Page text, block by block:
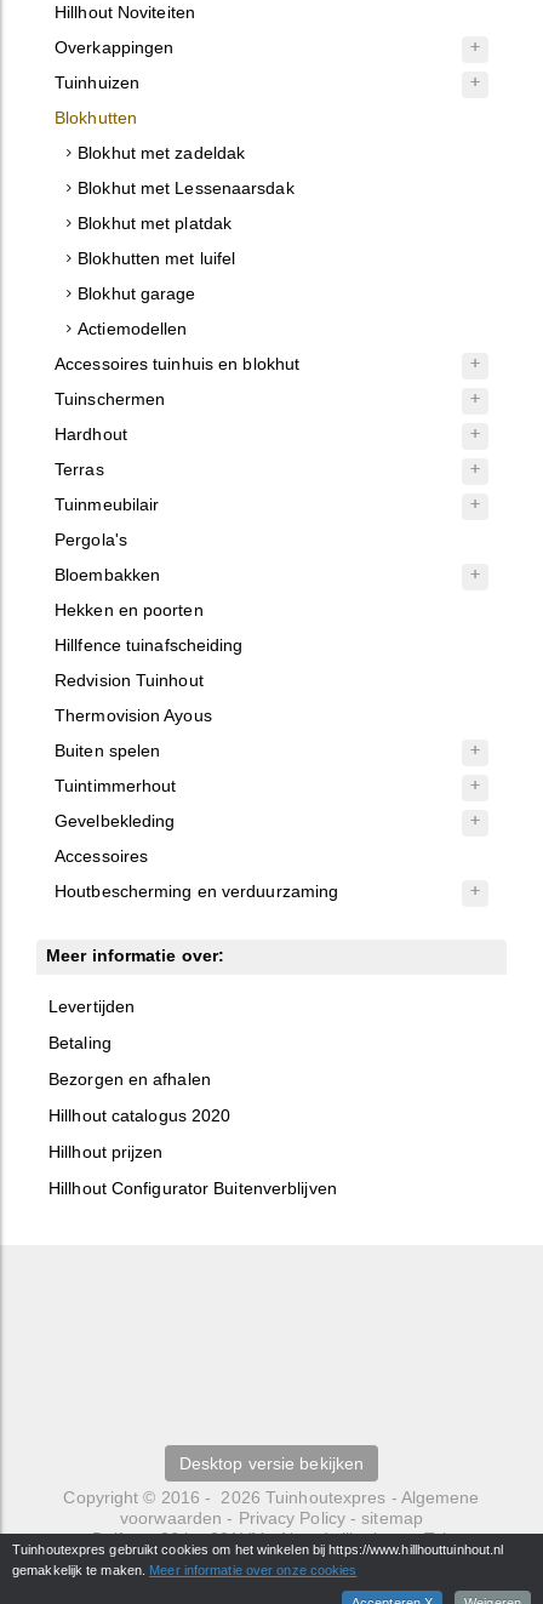
Hillhout Noviteiten
Overkappingen
Tuinhuizen
Blokhutten
Blokhut met zadeldak
Blokhut met Lessenaarsdak
Blokhut met platdak
Blokhutten met luifel
Blokhut garage
Actiemodellen
Accessoires tuinhuis en blokhut
Tuinschermen
Hardhout
Terras
Tuinmeubilair
Pergola's
Bloembakken
Hekken en poorten
Hillfence tuinafscheiding
Redvision Tuinhout
Thermovision Ayous
Buiten spelen
Tuintimmerhout
Gevelbekleding
Accessoires
Houtbescherming en verduurzaming
Meer informatie over:
Levertijden
Betaling
Bezorgen en afhalen
Hillhout catalogus 2020
Hillhout prijzen
Hillhout Configurator Buitenverblijven
Desktop versie bekijken
Copyright © 2016 - 2026 Tuinhoutexpres - Algemene
voorwaarden - Privacy Policy-sitemap
Delfweg 36 b-221VM-Noordwijkerhout- Tel.
0252429484 -info@hillhouttuinhout.nl
: elexioshop.nl
Tuinhoutexpres gebruikt cookies om het winkelen bij https://www.hillhouttuinhout.nl
gemakkelijk te maken. Meer informatie over onze cookies